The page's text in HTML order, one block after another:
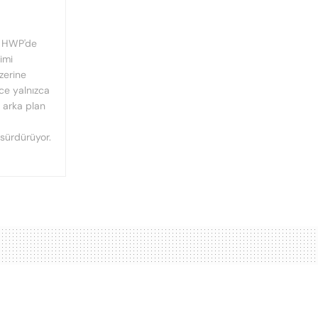
yalnızca
arka plan